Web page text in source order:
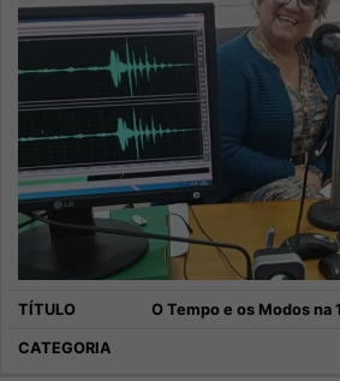
O Tempo e os Modos na